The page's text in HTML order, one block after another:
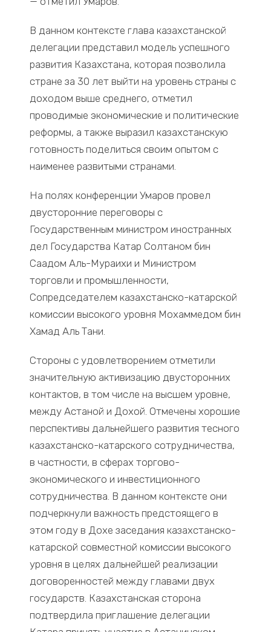
В данном контексте глава казахстанской
делегации представил модель успешного
развития Казахстана, которая позволила
стране за 30 лет выйти на уровень страны с
доходом выше среднего, отметил
проводимые экономические и политические
реформы, а также выразил казахстанскую
готовность поделиться своим опытом с
наименее развитыми странами.
На полях конференции Умаров провел
двусторонние переговоры с
Государственным министром иностранных
дел Государства Катар Солтаном бин
Саадом Аль-Мураихи и Министром
торговли и промышленности,
Сопредседателем казахстанско-катарской
комиссии высокого уровня Мохаммедом бин
Хамад Аль Тани.
Стороны с удовлетворением отметили
значительную активизацию двусторонних
контактов, в том числе на высшем уровне,
между Астаной и Дохой. Отмечены хорошие
перспективы дальнейшего развития тесного
казахстанско-катарского сотрудничества,
в частности, в сферах торгово-
экономического и инвестиционного
сотрудничества. В данном контексте они
подчеркнули важность предстоящего в
этом году в Дохе заседания казахстанско-
катарской совместной комиссии высокого
уровня в целях дальнейшей реализации
договоренностей между главами двух
государств. Казахстанская сторона
подтвердила приглашение делегации